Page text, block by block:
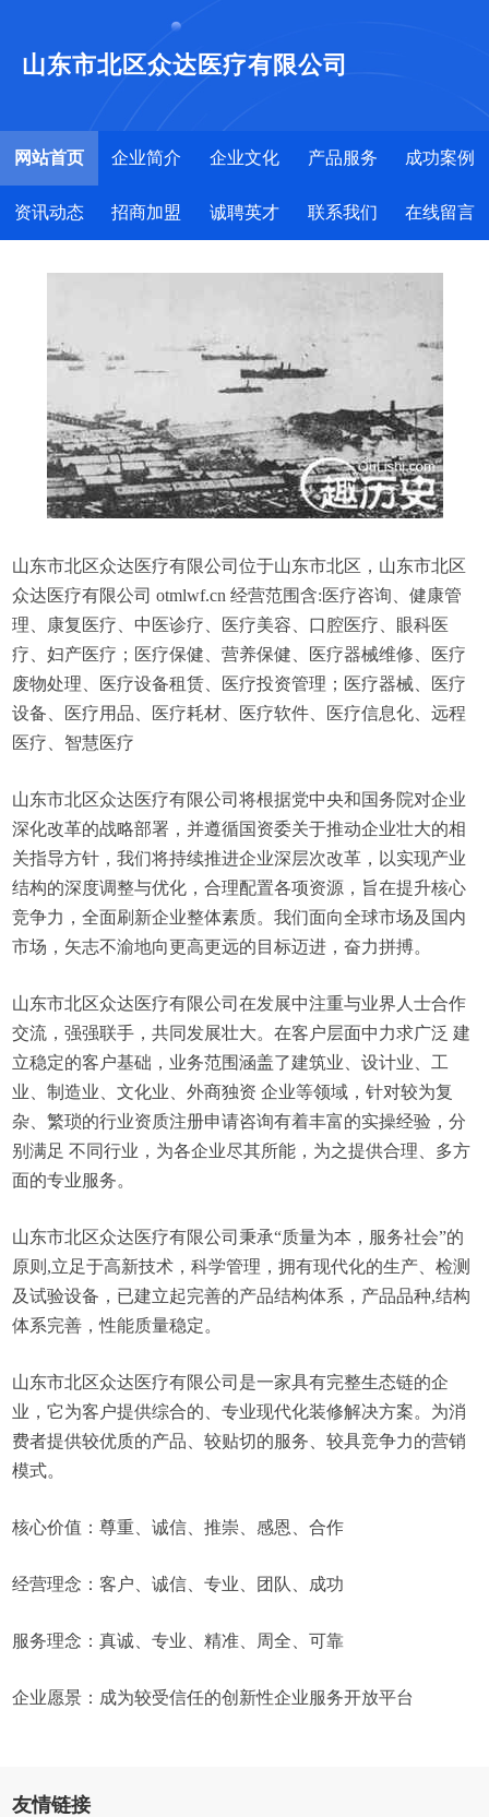
山东市北区众达医疗有限公司
网站首页 企业简介 企业文化 产品服务 成功案例
资讯动态 招商加盟 诚聘英才 联系我们 在线留言
山东市北区众达医疗有限公司位于山东市北区，山东市北区
众达医疗有限公司 otmlwf.cn 经营范围含:医疗咨询、健康管
理、康复医疗、中医诊疗、医疗美容、口腔医疗、眼科医
疗、妇产医疗；医疗保健、营养保健、医疗器械维修、医疗
废物处理、医疗设备租赁、医疗投资管理；医疗器械、医疗
设备、医疗用品、医疗耗材、医疗软件、医疗信息化、远程
医疗、智慧医疗
山东市北区众达医疗有限公司将根据党中央和国务院对企业
深化改革的战略部署，并遵循国资委关于推动企业壮大的相
关指导方针，我们将持续推进企业深层次改革，以实现产业
结构的深度调整与优化，合理配置各项资源，旨在提升核心
竞争力，全面刷新企业整体素质。我们面向全球市场及国内
市场，矢志不渝地向更高更远的目标迈进，奋力拼搏。
山东市北区众达医疗有限公司在发展中注重与业界人士合作
交流，强强联手，共同发展壮大。在客户层面中力求广泛 建
立稳定的客户基础，业务范围涵盖了建筑业、设计业、工
业、制造业、文化业、外商独资 企业等领域，针对较为复
杂、繁琐的行业资质注册申请咨询有着丰富的实操经验，分
别满足 不同行业，为各企业尽其所能，为之提供合理、多方
面的专业服务。
山东市北区众达医疗有限公司秉承“质量为本，服务社会”的
原则,立足于高新技术，科学管理，拥有现代化的生产、检测
及试验设备，已建立起完善的产品结构体系，产品品种,结构
体系完善，性能质量稳定。
山东市北区众达医疗有限公司是一家具有完整生态链的企
业，它为客户提供综合的、专业现代化装修解决方案。为消
费者提供较优质的产品、较贴切的服务、较具竞争力的营销
模式。
核心价值：尊重、诚信、推崇、感恩、合作
经营理念：客户、诚信、专业、团队、成功
服务理念：真诚、专业、精准、周全、可靠
企业愿景：成为较受信任的创新性企业服务开放平台
友情链接